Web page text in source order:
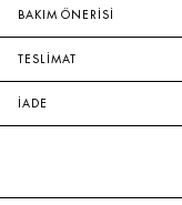
BAKIM ÖNERİSİ
TESLİMAT
İADE